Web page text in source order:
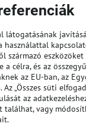
látogatásának
használattal
származó eszközöket
a célra, és az
az EU-ban, az
„Összes süti
az
találhat, vagy